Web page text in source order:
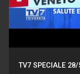
TV7 SPECIALE